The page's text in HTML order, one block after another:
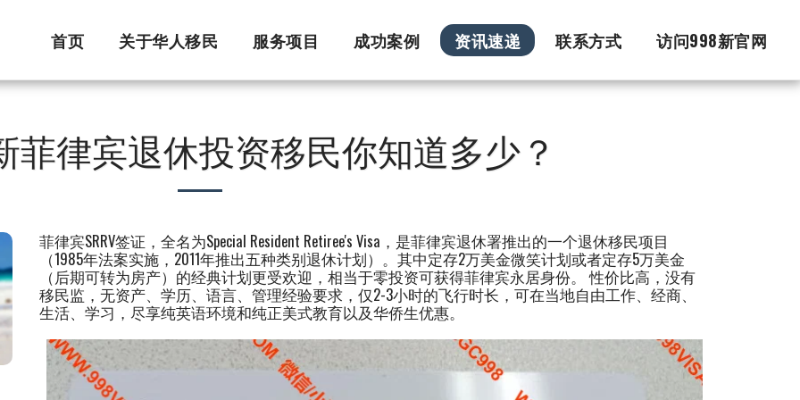
首页 关于华人移民 服务项目 成功案例 资讯速递 联系方式 访问998新官网
菲律宾退休投资移民你知道多少？
菲律宾SRRV签证，全名为Special Resident Retiree's Visa，是菲律宾退休署推出的一个退休移民项目
（1985年法案实施，2011年推出五种类别退休计划）。其中定存2万美金微笑计划或者定存5万美金
（后期可转为房产）的经典计划更受欢迎，相当于零投资可获得菲律宾永居身份。 性价比高，没有
移民监，无资产、学历、语言、管理经验要求，仅2-3小时的飞行时长，可在当地自由工作、经商、
生活、学习，尽享纯英语环境和纯正美式教育以及华侨生优惠。